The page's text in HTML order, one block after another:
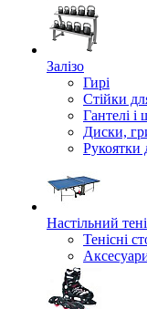
Залізо
Гирі
Стійки
Гантелі і
Диски,
Рукоятки
Настільний
Тенісні